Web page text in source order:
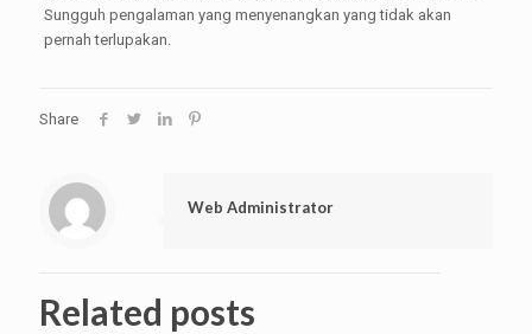
Sungguh pengalaman yang menyenangkan yang tidak akan
pernah terlupakan.
Share
Web Administrator
Related posts